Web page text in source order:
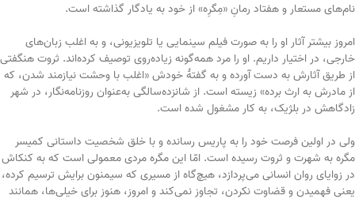
نام‌های مستعار و هفتاد رمانِ «مِگرِه» از خود به یادگار گذاشته است.
امروز بیشتر آثار او را به صورت فیلم سینمایی یا تلویزیونی، و به اغلب زبان‌های
خارجی، در اختیار داریم. او را مرد همه‌گونه زیاده‌روی توصیف کرده‌اند. ثروت هنگفتی
از طریق آثارش به دست آورده و به گفتۀ خودش «اغلب با وحشت نیازمند شدن، که
از مادرش به ارث برده» زیسته است. از شانزده‌سالگی به‌عنوان روزنامه‌نگار، در شهر
زادگاهش در بلژیک، به کار مشغول شده است.
ولی در اولین فرصت خود را به پاریس رسانده و با خلق شخصیت داستانی کمیسر
مگره به شهرت و ثروت رسیده است. امّا این مگره مردی معمولی است که به کنکاش
در زوایای روان انسانی می‌پردازد، هیچ‌گاه از مسیری که سیمنون برایش ترسیم کرده،
یعنی فهمیدن و قضاوت نکردن، تجاوز نمی‌کند و امروز، هنوز برای خیلی‌ها، همانند